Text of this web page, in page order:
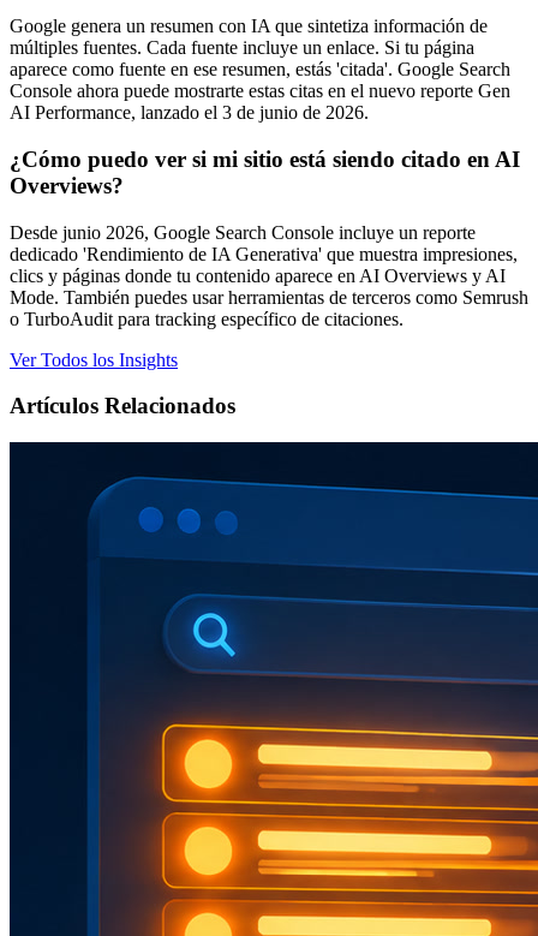
Google genera un resumen con IA que sintetiza información de
múltiples fuentes. Cada fuente incluye un enlace. Si tu página
aparece como fuente en ese resumen, estás 'citada'. Google Search
Console ahora puede mostrarte estas citas en el nuevo reporte Gen
AI Performance, lanzado el 3 de junio de 2026.
¿Cómo puedo ver si mi sitio está siendo citado en AI
Overviews?
Desde junio 2026, Google Search Console incluye un reporte
dedicado 'Rendimiento de IA Generativa' que muestra impresiones,
clics y páginas donde tu contenido aparece en AI Overviews y AI
Mode. También puedes usar herramientas de terceros como Semrush
o TurboAudit para tracking específico de citaciones.
Ver Todos los Insights
Artículos Relacionados